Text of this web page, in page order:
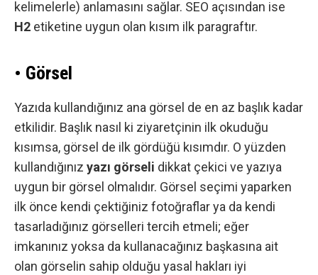
kelimelerle) anlamasını sağlar. SEO açısından ise
H2 etiketine uygun olan kısım ilk paragraftır.
• Görsel
Yazıda kullandığınız ana görsel de en az başlık kadar
etkilidir. Başlık nasıl ki ziyaretçinin ilk okuduğu
kısımsa, görsel de ilk gördüğü kısımdır. O yüzden
kullandığınız yazı görseli dikkat çekici ve yazıya
uygun bir görsel olmalıdır. Görsel seçimi yaparken
ilk önce kendi çektiğiniz fotoğraflar ya da kendi
tasarladığınız görselleri tercih etmeli; eğer
imkanınız yoksa da kullanacağınız başkasına ait
olan görselin sahip olduğu yasal hakları iyi